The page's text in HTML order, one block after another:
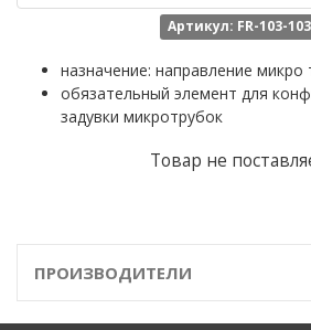
Артикул: FR-103-
назначение: направление микро
обязательный элемент для
задувки микротрубок
Товар не
ПРОИЗВОДИТЕЛИ